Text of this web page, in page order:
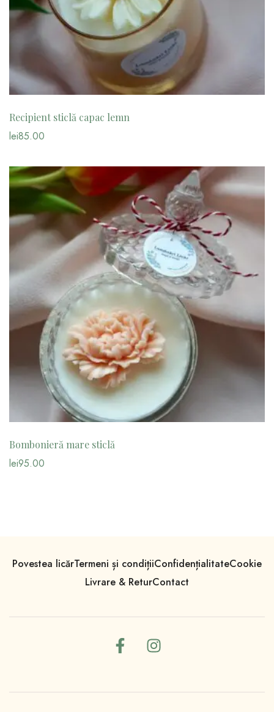
Recipient sticlă capac lemn
lei85.00
Bombonieră mare sticlă
lei95.00
Povestea licărTermeni și condițiiConfidențialitateCookie
Livrare & ReturContact